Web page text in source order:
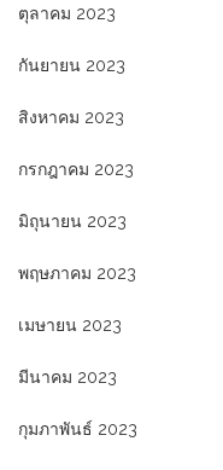
ตุลาคม 2023
กันยายน 2023
สิงหาคม 2023
กรกฎาคม 2023
มิถุนายน 2023
พฤษภาคม 2023
เมษายน 2023
มีนาคม 2023
กุมภาพันธ์ 2023